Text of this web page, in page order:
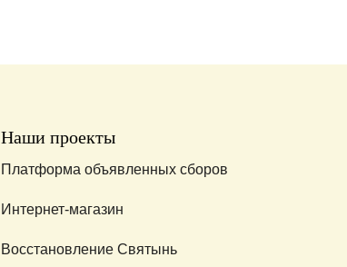
Наши проекты
Платформа объявленных сборов
Интернет-магазин
Восстановление Святынь